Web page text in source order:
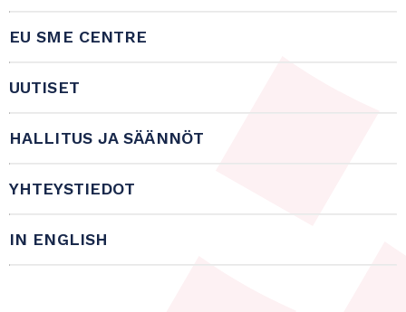
EU SME CENTRE
UUTISET
HALLITUS JA SÄÄNNÖT
YHTEYSTIEDOT
IN ENGLISH